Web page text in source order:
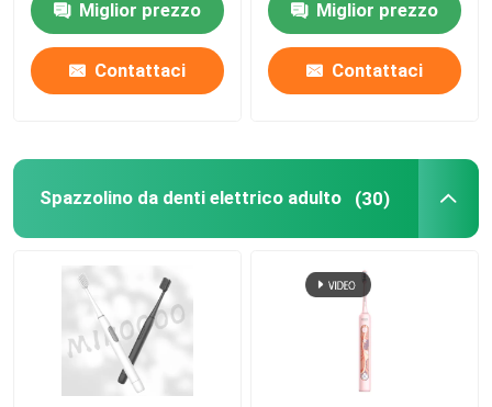
Miglior prezzo
Contattaci
Charging Waterproof
Miglior prezzo
Contattaci
Spazzolino da denti elettrico adulto (30)